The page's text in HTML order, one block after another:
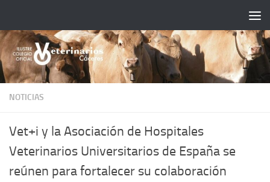
NOTICIAS
Vet+i y la Asociación de Hospitales
Veterinarios Universitarios de España se
reúnen para fortalecer su colaboración